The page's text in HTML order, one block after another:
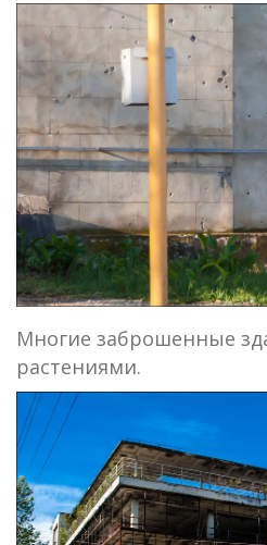
Многие заброшенные
растениями.